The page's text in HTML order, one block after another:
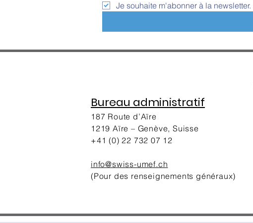
Je souhaite m'abonner à la newsletter.
Bureau administratif
187 Route d’Aïre
1219 Aïre – Genève, Suisse
+41 (0) 22 732 07 12
info@swiss-umef.ch
(Pour des renseignements généraux)